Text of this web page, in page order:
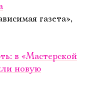
газета»,
в «Мастерской
новую